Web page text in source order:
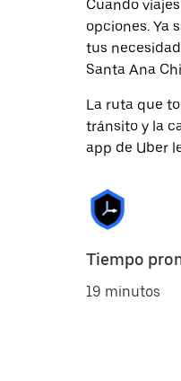
Cuando
opciones. Ya
tus
Santa Ana
La ruta que
tránsito y la
app de Uber
Tiempo
19 minutos